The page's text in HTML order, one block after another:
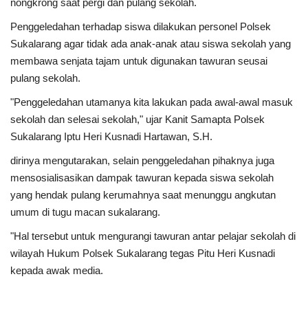
Penggeledahan terhadap siswa dilakukan personel Polsek
Sukalarang agar tidak ada anak-anak atau siswa sekolah yang
membawa senjata tajam untuk digunakan tawuran seusai
pulang sekolah.
"Penggeledahan utamanya kita lakukan pada awal-awal masuk
sekolah dan selesai sekolah," ujar Kanit Samapta Polsek
Sukalarang Iptu Heri Kusnadi Hartawan, S.H.
dirinya mengutarakan, selain penggeledahan pihaknya juga
mensosialisasikan dampak tawuran kepada siswa sekolah
yang hendak pulang kerumahnya saat menunggu angkutan
umum di tugu macan sukalarang.
"Hal tersebut untuk mengurangi tawuran antar pelajar sekolah di
wilayah Hukum Polsek Sukalarang tegas Pitu Heri Kusnadi
kepada awak media.